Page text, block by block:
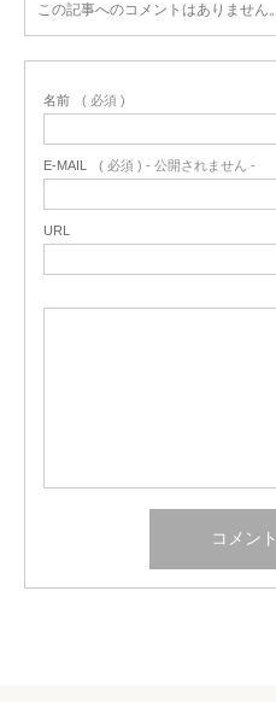
この記事へのコメントはありません。
名前 ( 必須 )
E-MAIL ( 必須 ) - 公開されません -
URL